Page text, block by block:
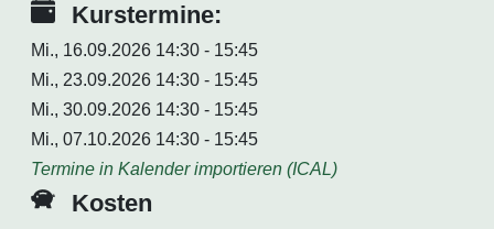
Kurstermine:
Mi., 16.09.2026 14:30 - 15:45
Mi., 23.09.2026 14:30 - 15:45
Mi., 30.09.2026 14:30 - 15:45
Mi., 07.10.2026 14:30 - 15:45
Termine in Kalender importieren (ICAL)
Kosten